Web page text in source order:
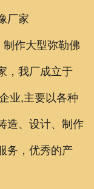
厂家
作大型弥勒佛
， 我厂成立于
业,主要以各种
造、设计、制作
务，优秀的产